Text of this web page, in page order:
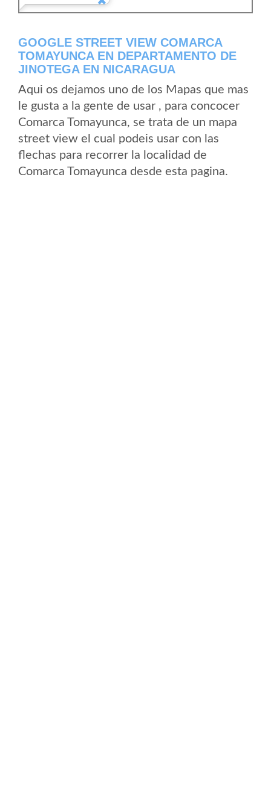
GOOGLE STREET VIEW COMARCA
TOMAYUNCA EN DEPARTAMENTO DE
JINOTEGA EN NICARAGUA
Aqui os dejamos uno de los Mapas que mas
le gusta a la gente de usar , para concocer
Comarca Tomayunca, se trata de un mapa
street view el cual podeis usar con las
flechas para recorrer la localidad de
Comarca Tomayunca desde esta pagina.